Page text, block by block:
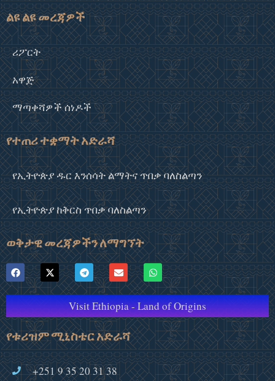
ልዩ ልዩ መረጃዎች
ሪፖርት
አዋጅ
ማጣቀሻዎች ሰነዶች
የተጠሪ ተቋማት አድራሻ
የኢትዮጵያ ዱር እንሰሳት ልማትና ጥበቃ ባለስልጣን
የኢትዮጵያ ከቅርስ ጥበቃ ባለስልጣን
ወቅታዊ መረጃዎችን ለማግኘት
Visit Ethiopia - Land of Origins
የቱሪዝም ሚኒስቴር አድራሻ
+251 9 35 20 31 38